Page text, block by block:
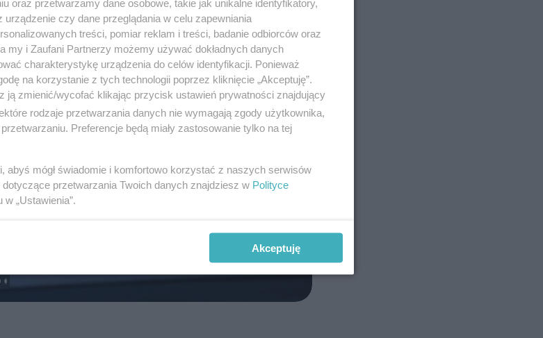
oraz przetwarzamy dane osobowe, takie jak unikalne identyfikatory,
urządzenie czy dane przeglądania w celu zapewniania
treści, pomiar reklam i treści, badanie odbiorców oraz
my i Zaufani Partnerzy możemy używać dokładnych danych
charakterystykę urządzenia do celów identyfikacji. Ponieważ
na korzystanie z tych technologii poprzez kliknięcie „Akceptuję”.
ją zmienić/wycofać klikając przycisk ustawień prywatności znajdujący
rodzaje przetwarzania danych nie wymagają zgody użytkownika,
Preferencje będą miały zastosowanie tylko na tej
abyś mógł świadomie i komfortowo korzystać z naszych serwisów
przetwarzania Twoich danych znajdziesz w Polityce
„Ustawienia”.
Akceptuję